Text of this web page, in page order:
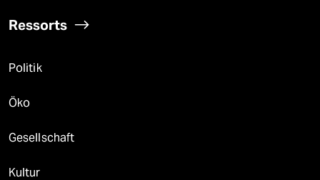
Ressorts
Politik
Öko
Gesellschaft
Kultur